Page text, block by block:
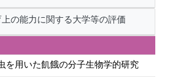
の能力に関する大学等の評価
を用いた飢餓の分子生物学的研究